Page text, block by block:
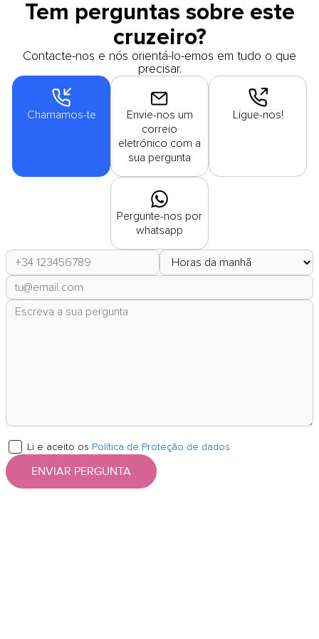
Tem perguntas sobre este
cruzeiro?
Contacte-nos e nós orientá-lo-emos em tudo o que
precisar.
Chamamos-te
Envie-nos um
correio
eletrónico com a
sua pergunta
Ligue-nos!
Pergunte-nos por
whatsapp
Li e aceito os Política de Proteção de dados
ENVIAR PERGUNTA